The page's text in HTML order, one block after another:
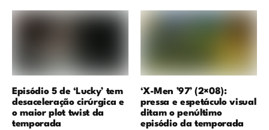
Episódio 5 de ‘Lucky’ tem
desaceleração cirúrgica e
o maior plot twist da
temporada
‘X-Men ’97’ (2×08):
pressa e espetáculo visual
ditam o penúltimo
episódio da temporada